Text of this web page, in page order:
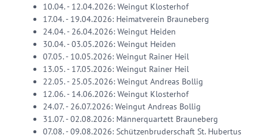
10.04. - 12.04.2026: Weingut Klosterhof
17.04. - 19.04.2026: Heimatverein Brauneberg
24.04. - 26.04.2026: Weingut Heiden
30.04. - 03.05.2026: Weingut Heiden
07.05. - 10.05.2026: Weingut Rainer Heil
13.05. - 17.05.2026: Weingut Rainer Heil
22.05. - 25.05.2026: Weingut Andreas Bollig
12.06. - 14.06.2026: Weingut Klosterhof
24.07. - 26.07.2026: Weingut Andreas Bollig
31.07. - 02.08.2026: Männerquartett Brauneberg
07.08. - 09.08.2026: Schützenbruderschaft St. Hubertus